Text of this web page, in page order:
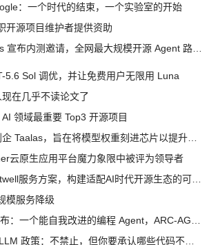
：一个时代的结束，一个实验室的开始
开源项目维护者提供资助
5.6 Sol 调优，并让免费用户无限用 Luna
在几乎不读论文了
领域最重要 Top3 开源项目
云原生应用平台魔力象限中被评为领导者
模服务降级